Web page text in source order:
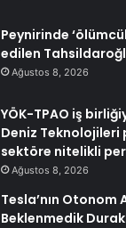
Peynirinde
edilen
Ağustos 8, 2026
YÖK-TPAO iş
Deniz Teknolojileri
sektöre nitelikli
Ağustos 8, 2026
Tesla’nın Otonom
Beklenmedik